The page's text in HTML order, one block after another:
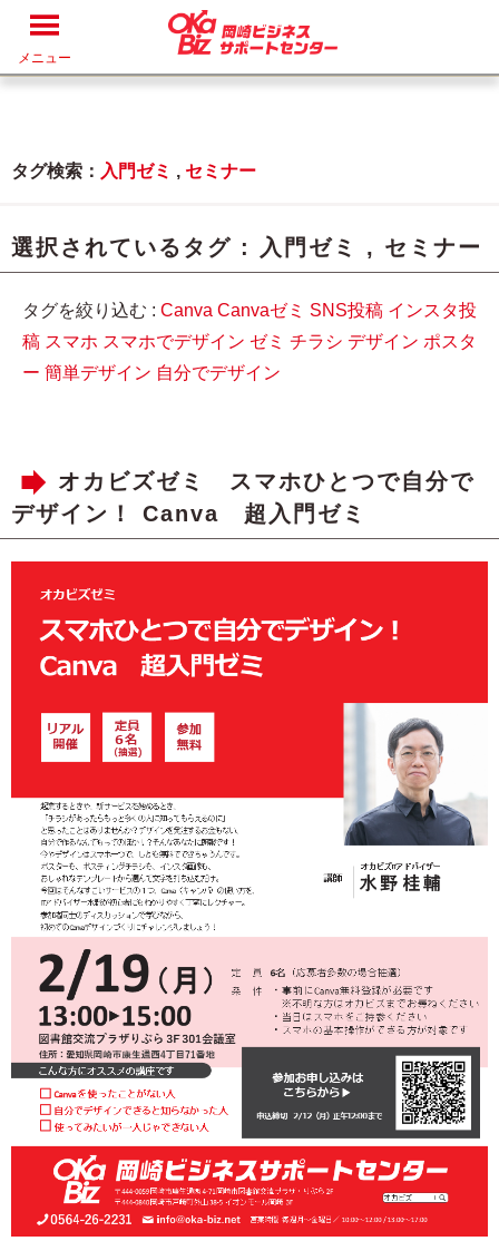
メニュー
タグ検索： 入門ゼミ , セミナー
選択されているタグ : 入門ゼミ , セミナー
タグを絞り込む : Canva Canvaゼミ SNS投稿 インスタ投
稿 スマホ スマホでデザイン ゼミ チラシ デザイン ポスタ
ー 簡単デザイン 自分でデザイン
オカビズゼミ スマホひとつで自分で
デザイン！ Canva 超入門ゼミ